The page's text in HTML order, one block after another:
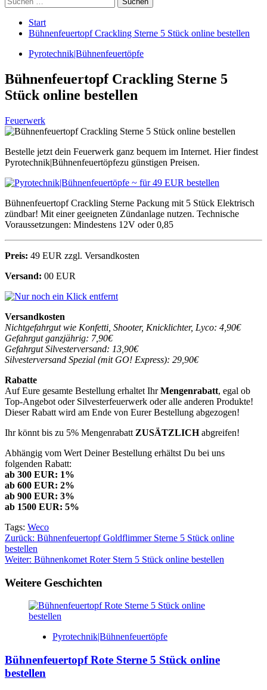
nach:
Start
Bühnenfeuertopf Crackling Sterne 5 Stück online bestellen
Pyrotechnik|Bühnenfeuertöpfe
Bühnenfeuertopf Crackling Sterne 5
Stück online bestellen
Feuerwerk
Bestelle jetzt dein Feuerwerk ganz bequem im Internet. Hier findest
Pyrotechnik|Bühnenfeuertöpfezu günstigen Preisen.
Bühnenfeuertopf Crackling Sterne Packung mit 5 Stück Elektrisch
zündbar! Mit einer geeigneten Zündanlage nutzen. Technische
Voraussetzungen: Mindestens 12V oder 0,85
Preis: 49 EUR zzgl. Versandkosten
Versand: 00 EUR
Versandkosten
Nichtgefahrgut wie Konfetti, Shooter, Knicklichter, Lyco: 4,90€
Gefahrgut ganzjährig: 7,90€
Gefahrgut Silvesterversand: 13,90€
Silvesterversand Spezial (mit GO! Express): 29,90€
Rabatte
Auf Eure gesamte Bestellung erhaltet IhrMengenrabatt, egal ob
Top-Angebot oder Silvesterfeuerwerk oder alle anderen Produkte!
Dieser Rabatt wird am Ende von Eurer Bestellung abgezogen!
Ihr könnt bis zu 5% Mengenrabatt ZUSÄTZLICHabgreifen!
Abhängig vom Wert Deiner Bestellung erhältst Du bei uns
folgenden Rabatt:
ab 300 EUR: 1%
ab 600 EUR: 2%
ab 900 EUR: 3%
ab 1500 EUR: 5%
Tags: Weco
Beitragsnavigation
Zurück: Bühnenfeuertopf Goldflimmer Sterne 5 Stück online
bestellen
Weiter: Bühnenkomet Roter Stern 5 Stück online bestellen
Weitere Geschichten
Pyrotechnik|Bühnenfeuertöpfe
Bühnenfeuertopf Rote Sterne 5 Stück online
bestellen